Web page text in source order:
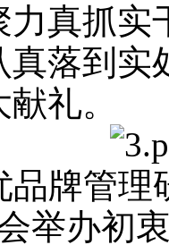
真抓实
真落到实
礼。
品牌管
举办初